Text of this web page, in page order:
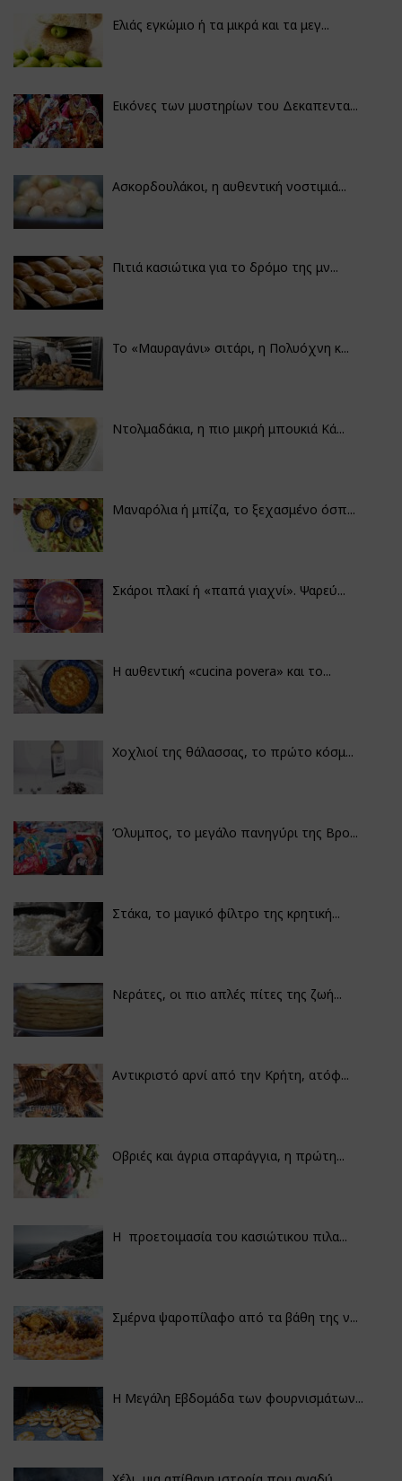
Ελιάς εγκώμιο ή τα μικρά και τα μεγ...
Εικόνες των μυστηρίων του Δεκαπεντα...
Ασκορδουλάκοι, η αυθεντική νοστιμιά...
Πιτιά κασιώτικα για το δρόμο της μν...
Το «Μαυραγάνι» σιτάρι, η Πολυόχνη κ...
Ντολμαδάκια, η πιο μικρή μπουκιά Κά...
Μαναρόλια ή μπίζα, το ξεχασμένο όσπ...
Σκάροι πλακί ή «παπά γιαχνί». Ψαρεύ...
Η αυθεντική «cucina povera» και το...
Χοχλιοί της θάλασσας, το πρώτο κόσμ...
Όλυμπος, το μεγάλο πανηγύρι της Βρο...
Στάκα, το μαγικό φίλτρο της κρητική...
Νεράτες, οι πιο απλές πίτες της ζωή...
Αντικριστό αρνί από την Κρήτη, ατόφ...
Οβριές και άγρια σπαράγγια, η πρώτη...
Η προετοιμασία του κασιώτικου πιλα...
Σμέρνα ψαροπίλαφο από τα βάθη της ν...
Η Μεγάλη Εβδομάδα των φουρνισμάτων...